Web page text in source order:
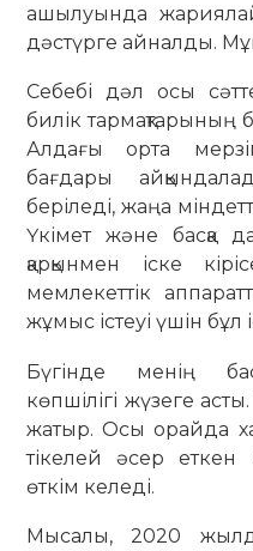
ашылуында
дәстүрге айналды.
Себебі дәл осы
билік тармақтарының
Алдағы орта
бағдары
беріледі, жаңа
Үкімет және басқа
қарқынмен іске
мемлекеттік
жұмыс істеуі үшін
Бүгінде менің
көпшілігі жүзеге
жатыр. Осы орайда
тікелей әсер
өткім келеді.
Мысалы, 2020